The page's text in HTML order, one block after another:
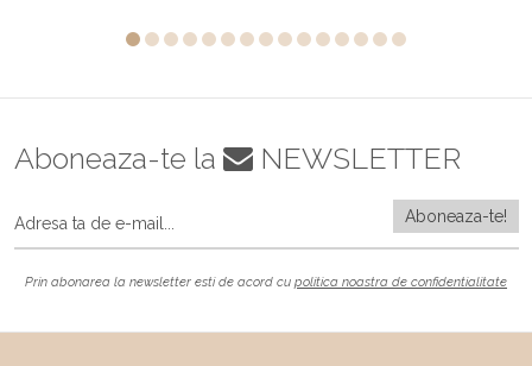
Aboneaza-te la NEWSLETTER
Prin abonarea la newsletter esti de acord cu politica noastra de confidentialitate